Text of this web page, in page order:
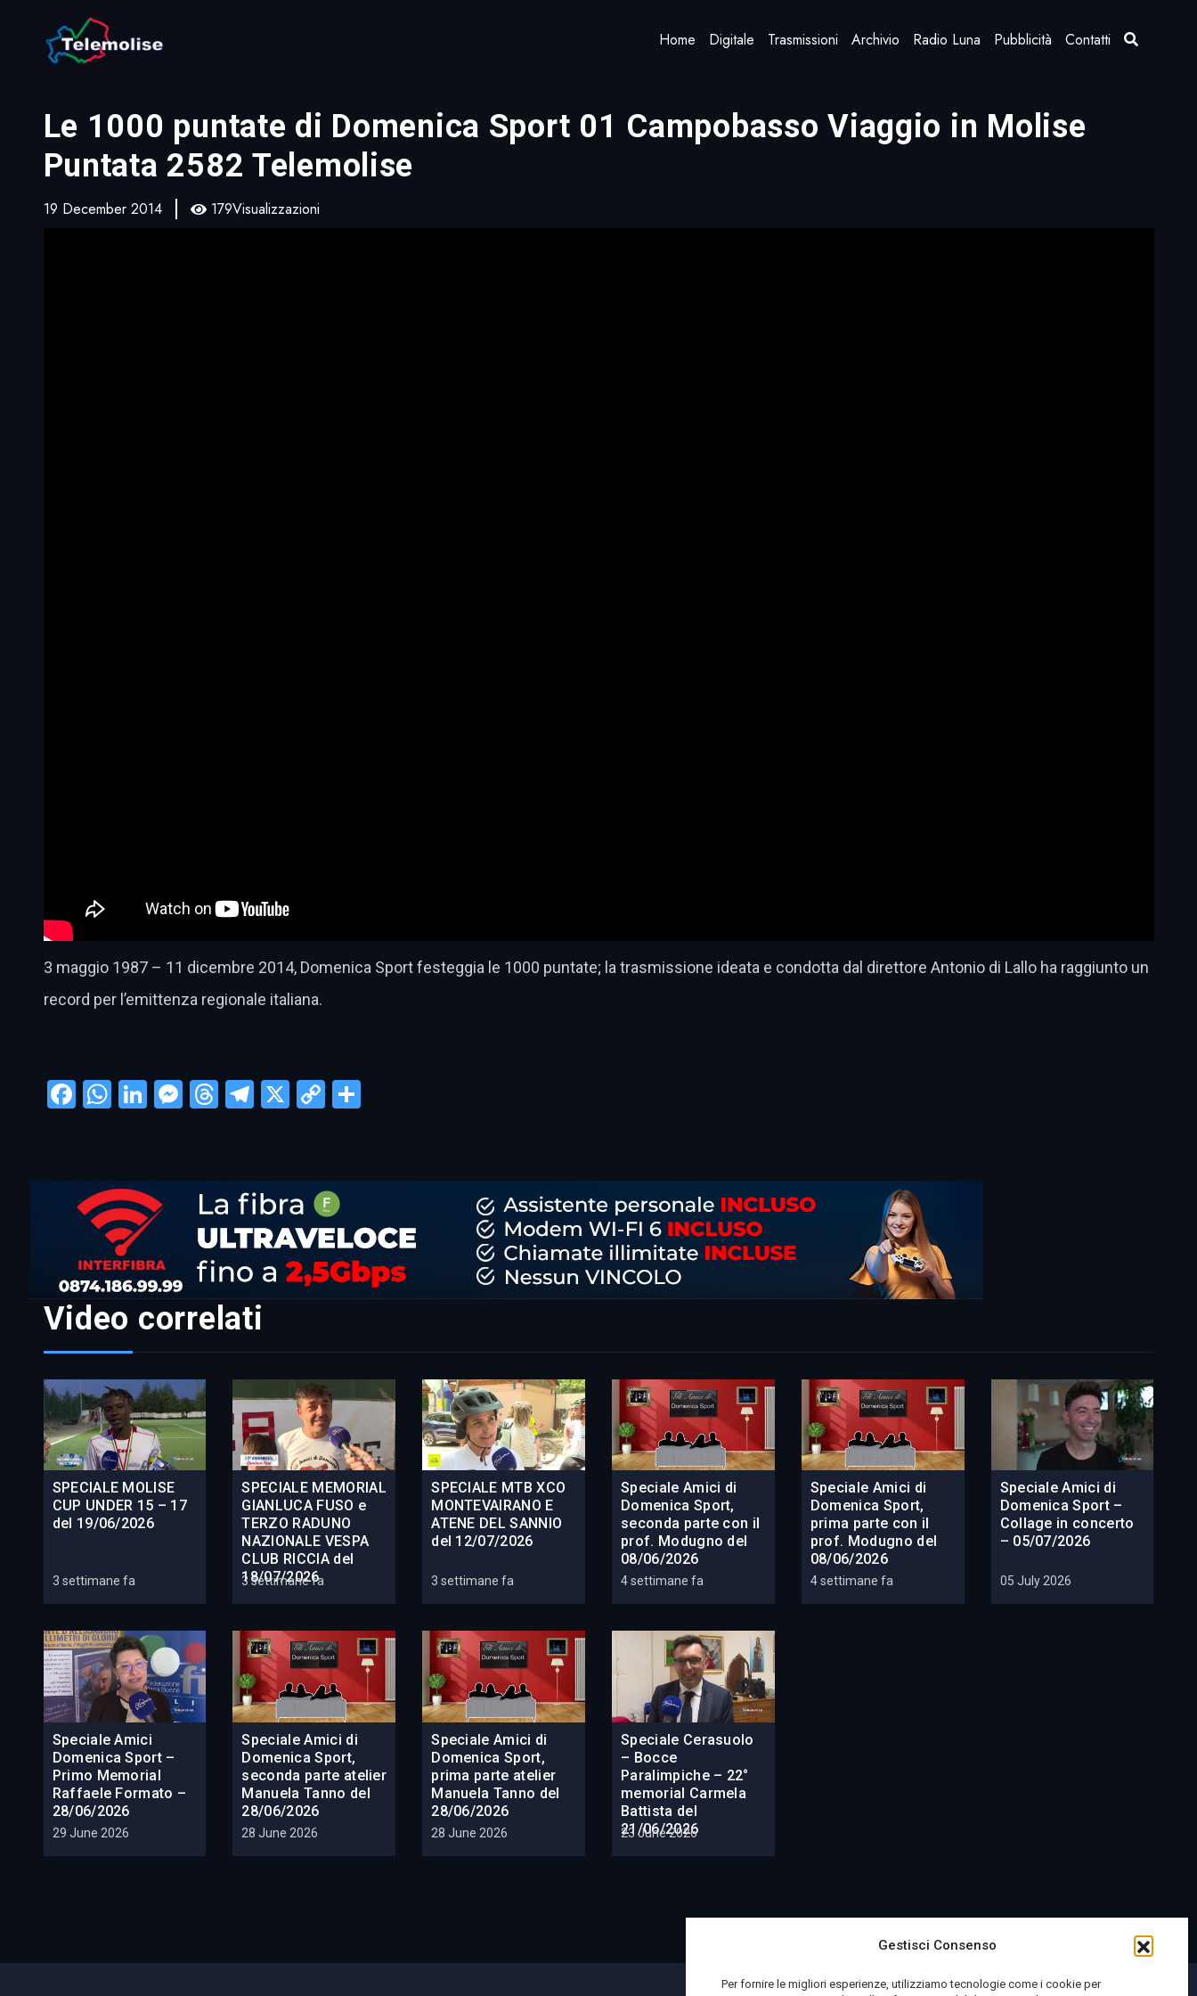
Gestisci Consenso
Per fornire le migliori esperienze, utilizziamo tecnologie come i cookie per
Home Digitale Trasmissioni Archivio Radio Luna Pubblicità Contatti
Le 1000 puntate di Domenica Sport 01 Campobasso Viaggio in Molise
Puntata 2582 Telemolise
19 December 2014 179Visualizzazioni
3 maggio 1987 – 11 dicembre 2014, Domenica Sport festeggia le 1000 puntate; la trasmissione ideata e condotta dal direttore Antonio di Lallo ha raggiunto un
record per l’emittenza regionale italiana.
Facebook
WhatsApp
LinkedIn
Messenger
Threads
Telegram
X CopyCondividi
Video correlati
SPECIALE MOLISE
CUP UNDER 15 – 17
del 19/06/2026
3 settimane fa
SPECIALE MEMORIAL
GIANLUCA FUSO e
TERZO RADUNO
NAZIONALE VESPA
CLUB RICCIA del
18/07/2026
3 settimane fa
SPECIALE MTB XCO
MONTEVAIRANO E
ATENE DEL SANNIO
del 12/07/2026
3 settimane fa
Speciale Amici di
Domenica Sport,
seconda parte con il
prof. Modugno del
08/06/2026
4 settimane fa
Speciale Amici di
Domenica Sport,
prima parte con il
prof. Modugno del
08/06/2026
4 settimane fa
Speciale Amici di
Domenica Sport –
Collage in concerto
– 05/07/2026
05 July 2026
Speciale Amici
Domenica Sport –
Primo Memorial
Raffaele Formato –
28/06/2026
29 June 2026
Speciale Amici di
Domenica Sport,
seconda parte atelier
Manuela Tanno del
28/06/2026
28 June 2026
Speciale Amici di
Domenica Sport,
prima parte atelier
Manuela Tanno del
28/06/2026
28 June 2026
Speciale Cerasuolo
– Bocce
Paralimpiche – 22°
memorial Carmela
Battista del
21/06/2026
23 June 2026